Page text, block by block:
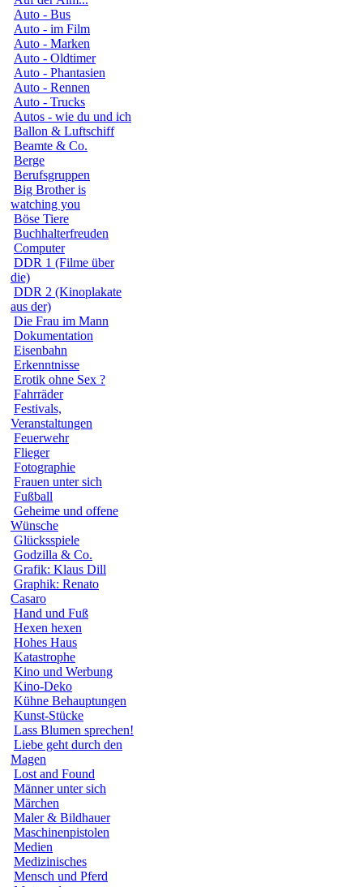
Auto - Bus
Auto - im Film
Auto - Marken
Auto - Oldtimer
Auto - Phantasien
Auto - Rennen
Auto - Trucks
Autos - wie du und ich
Ballon & Luftschiff
Beamte & Co.
Berge
Berufsgruppen
Big Brother is
watching you
Böse Tiere
Buchhalterfreuden
Computer
DDR 1 (Filme über
die)
DDR 2 (Kinoplakate
aus der)
Die Frau im Mann
Dokumentation
Eisenbahn
Erkenntnisse
Erotik ohne Sex ?
Fahrräder
Festivals,
Veranstaltungen
Feuerwehr
Flieger
Fotographie
Frauen unter sich
Fußball
Geheime und offene
Wünsche
Glücksspiele
Godzilla & Co.
Grafik: Klaus Dill
Graphik: Renato
Casaro
Hand und Fuß
Hexen hexen
Hohes Haus
Katastrophe
Kino und Werbung
Kino-Deko
Kühne Behauptungen
Kunst-Stücke
Lass Blumen sprechen!
Liebe geht durch den
Magen
Lost and Found
Männer unter sich
Märchen
Maler & Bildhauer
Maschinenpistolen
Medien
Medizinisches
Mensch und Pferd